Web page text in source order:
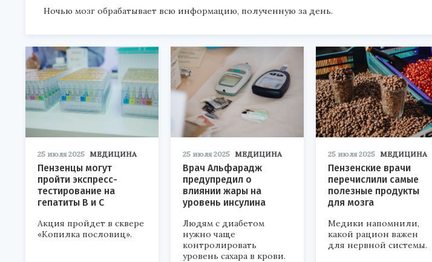
Ночью мозг обрабатывает всю информацию, полученную за день.
25 июля 2025 МЕДИЦИНА
Пензенцы могут
пройти экспресс-
тестирование на
гепатиты В и С
Акция пройдет в сквере
«Копилка пословиц».
25 июля 2025 МЕДИЦИНА
Врач Альфарадж
предупредил о
влиянии жары на
уровень инсулина
Людям с диабетом
нужно чаще
контролировать
уровень сахара в крови.
25 июля 2025 МЕДИЦИНА
Пензенские врачи
перечислили самые
полезные продукты
для мозга
Медики напомнили,
какой рацион важен
для нервной системы.